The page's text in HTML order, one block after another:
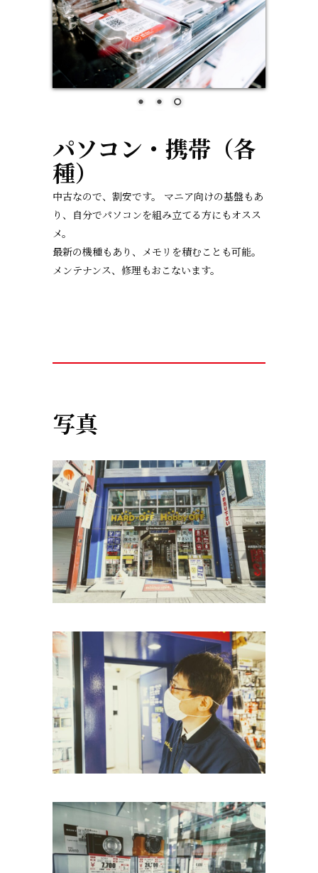
パソコン・携帯（各
種）
中古なので、割安です。 マニア向けの基盤もあ
り、自分でパソコンを組み立てる方にもオスス
メ。
最新の機種もあり、メモリを積むことも可能。
メンテナンス、修理もおこないます。
写真